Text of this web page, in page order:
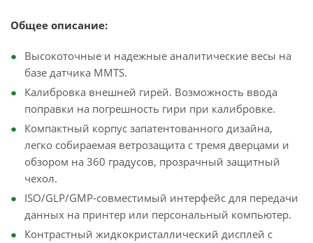
Общее описание:
Высокоточные и надежные аналитические весы на
базе датчика MMTS.
Калибровка внешней гирей. Возможность ввода
поправки на погрешность гири при калибровке.
Компактный корпус запатентованного дизайна,
легко собираемая ветрозащита с тремя дверцами и
обзором на 360 градусов, прозрачный защитный
чехол.
ISO/GLP/GMP-совместимый интерфейс для передачи
данных на принтер или персональный компьютер.
Контрастный жидкокристаллический дисплей с